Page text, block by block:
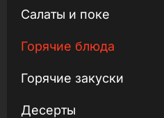
Салаты и поке
Горячие блюда
Горячие закуски
Десерты